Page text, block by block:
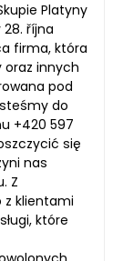
Platyny
října
firma, która
oraz innych
pod
do
+420 597
się
nas
Z
z klientami
które